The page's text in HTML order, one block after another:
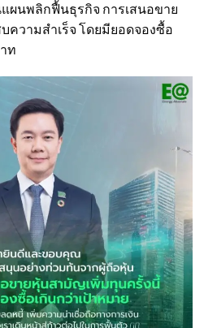
ผนพลิกฟื้นธุรกิจ การเสนอขาย
วามสำเร็จ โดยมียอดจองซื้อ
ท